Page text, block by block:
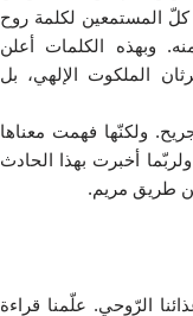
المستمعين لكلمة روح
وبهذه الكلمات أعلن
الملكوت الإلهي، بل
ولكنّها فهمت معناها
أخبرت بهذا الحادث
طريق مريم.
الرّوحي. علّمنا قراءة